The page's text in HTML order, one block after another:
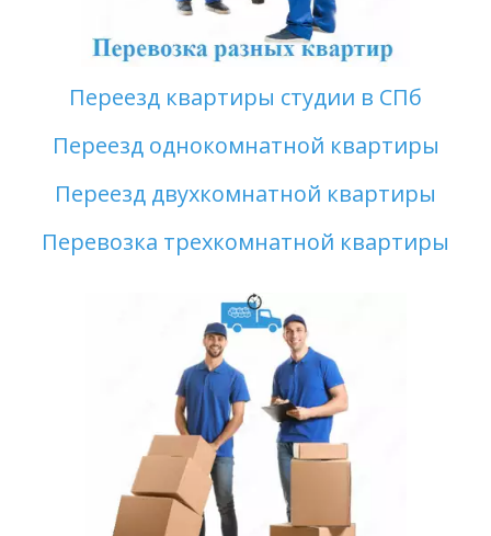
Переезд квартиры студии в СПб
Переезд однокомнатной квартиры
Переезд двухкомнатной квартиры
Перевозка трехкомнатной квартиры